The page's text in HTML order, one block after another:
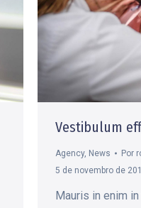
Vestibulum
Agency, News Por
5 de novembro de
Mauris in enim